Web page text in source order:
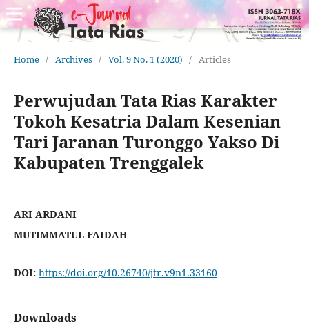
Home / Archives / Vol. 9 No. 1 (2020) / Articles
Perwujudan Tata Rias Karakter
Tokoh Kesatria Dalam Kesenian
Tari Jaranan Turonggo Yakso Di
Kabupaten Trenggalek
ARI ARDANI
MUTIMMATUL FAIDAH
DOI: https://doi.org/10.26740/jtr.v9n1.33160
Downloads